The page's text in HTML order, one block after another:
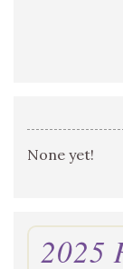
None yet!
2025